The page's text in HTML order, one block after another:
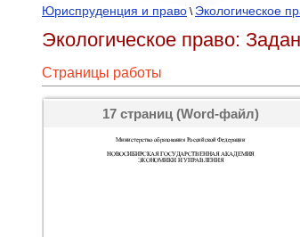
Юриспруденция и право \ Экологическое
Экологическое право:
Страницы работы
17 страниц (Word-файл)